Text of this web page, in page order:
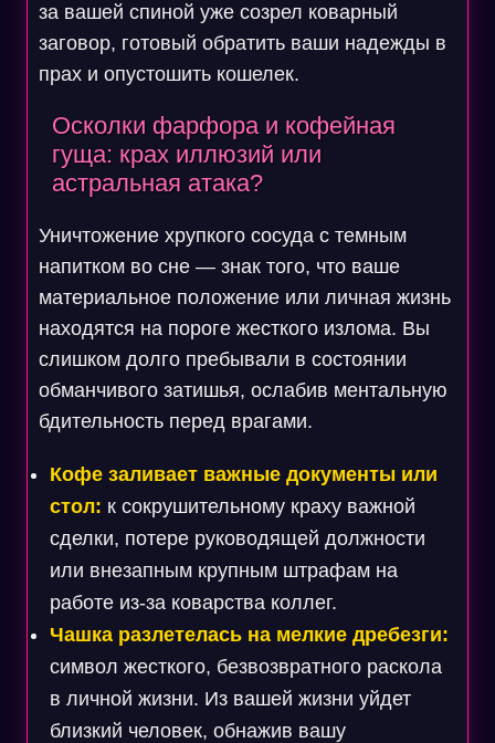
за вашей спиной уже созрел коварный
заговор, готовый обратить ваши надежды в
прах и опустошить кошелек.
Осколки фарфора и кофейная
гуща: крах иллюзий или
астральная атака?
Уничтожение хрупкого сосуда с темным
напитком во сне — знак того, что ваше
материальное положение или личная жизнь
находятся на пороге жесткого излома. Вы
слишком долго пребывали в состоянии
обманчивого затишья, ослабив ментальную
бдительность перед врагами.
Кофе заливает важные документы или
стол: к сокрушительному краху важной
сделки, потере руководящей должности
или внезапным крупным штрафам на
работе из-за коварства коллег.
Чашка разлетелась на мелкие дребезги:
символ жесткого, безвозвратного раскола
в личной жизни. Из вашей жизни уйдет
близкий человек, обнажив вашу